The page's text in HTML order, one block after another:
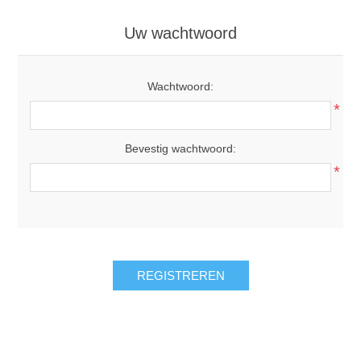
Uw wachtwoord
Wachtwoord:
*
Bevestig wachtwoord:
*